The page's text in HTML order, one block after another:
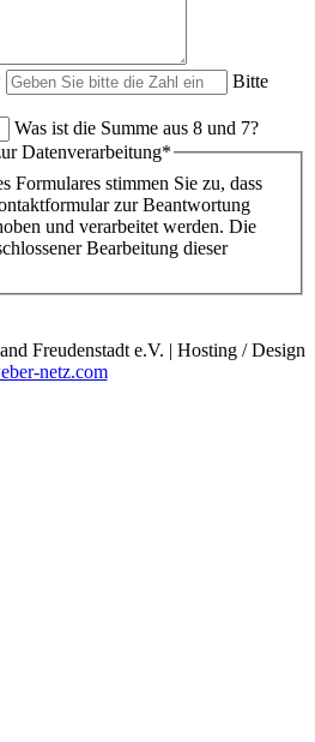
Bitte
Was ist die Summe aus 8 und 7?
Datenverarbeitung*
Formulares stimmen Sie zu, dass
zur Beantwortung
und verarbeitet werden. Die
Bearbeitung dieser
Freudenstadt e.V. | Hosting / Design
netz.com